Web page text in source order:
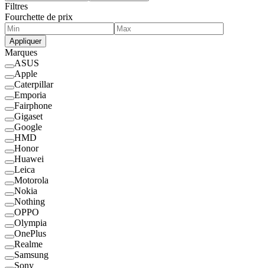
Filtres
Fourchette de prix
Appliquer
Marques
ASUS
Apple
Caterpillar
Emporia
Fairphone
Gigaset
Google
HMD
Honor
Huawei
Leica
Motorola
Nokia
Nothing
OPPO
Olympia
OnePlus
Realme
Samsung
Sony